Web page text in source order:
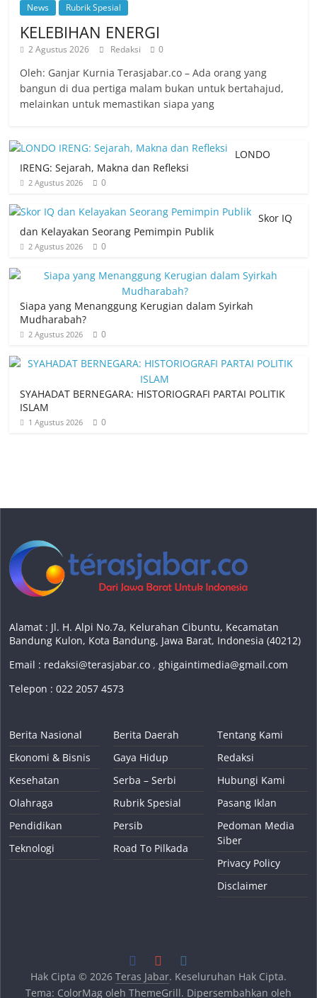
News Rubrik Spesial
KELEBIHAN ENERGI
2 Agustus 2026 Redaksi 0
Oleh: Ganjar Kurnia Terasjabar.co – Ada orang yang
bangun di dua pertiga malam bukan untuk bertahajud,
melainkan untuk memastikan siapa yang
LONDO
IRENG: Sejarah, Makna dan Refleksi
2 Agustus 2026 0
Skor IQ
dan Kelayakan Seorang Pemimpin Publik
2 Agustus 2026 0
Siapa yang Menanggung Kerugian dalam Syirkah
Mudharabah?
2 Agustus 2026 0
SYAHADAT BERNEGARA: HISTORIOGRAFI PARTAI POLITIK
ISLAM
1 Agustus 2026 0
Alamat : Jl. H. Alpi No.7a, Kelurahan Cibuntu, Kecamatan
Bandung Kulon, Kota Bandung, Jawa Barat, Indonesia (40212)
Email : redaksi@terasjabar.co ,ghigaintimedia@gmail.com
Telepon : 022 2057 4573
Berita Nasional
Ekonomi & Bisnis
Kesehatan
Olahraga
Pendidikan
Teknologi
Berita Daerah
Gaya Hidup
Serba – Serbi
Rubrik Spesial
Persib
Road To Pilkada
Tentang Kami
Redaksi
Hubungi Kami
Pasang Iklan
Pedoman Media
Siber
Privacy Policy
Disclaimer
Hak Cipta © 2026 Teras Jabar. Keseluruhan Hak Cipta.
Tema: ColorMagoleh ThemeGrill. Dipersembahkan oleh